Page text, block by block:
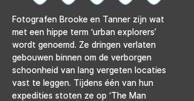
Fotografen Brooke en Tanner zijn wat
met een hippe term ‘urban explorers’
wordt genoemd. Ze dringen verlaten
gebouwen binnen om de verborgen
schoonheid van lang vergeten locaties
vast te leggen. Tijdens één van hun
expedities stoten ze op ‘The Man